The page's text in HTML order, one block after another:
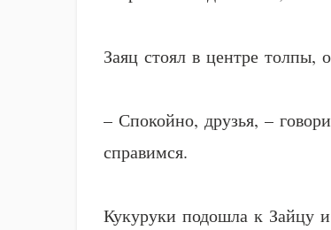
Заяц стоял в центре толпы,
– Спокойно, друзья, –
справимся.
Кукуруки подошла к Зайцу и